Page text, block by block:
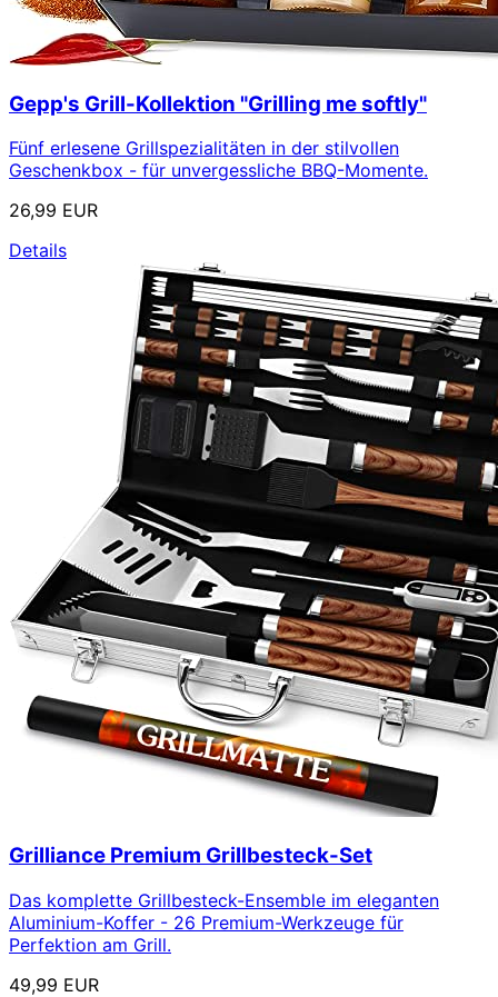
Gepp's Grill-Kollektion "Grilling me softly"
Fünf erlesene Grillspezialitäten in der stilvollen
Geschenkbox - für unvergessliche BBQ-Momente.
26,99 EUR
Details
Grilliance Premium Grillbesteck-Set
Das komplette Grillbesteck-Ensemble im eleganten
Aluminium-Koffer - 26 Premium-Werkzeuge für
Perfektion am Grill.
49,99 EUR